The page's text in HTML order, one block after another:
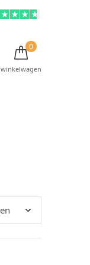
winkelwagen
0